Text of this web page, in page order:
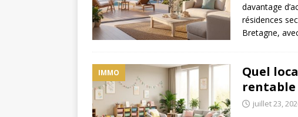
davantage
résidences
Bretagne,
IMMO
Quel
rentable
juillet 23,